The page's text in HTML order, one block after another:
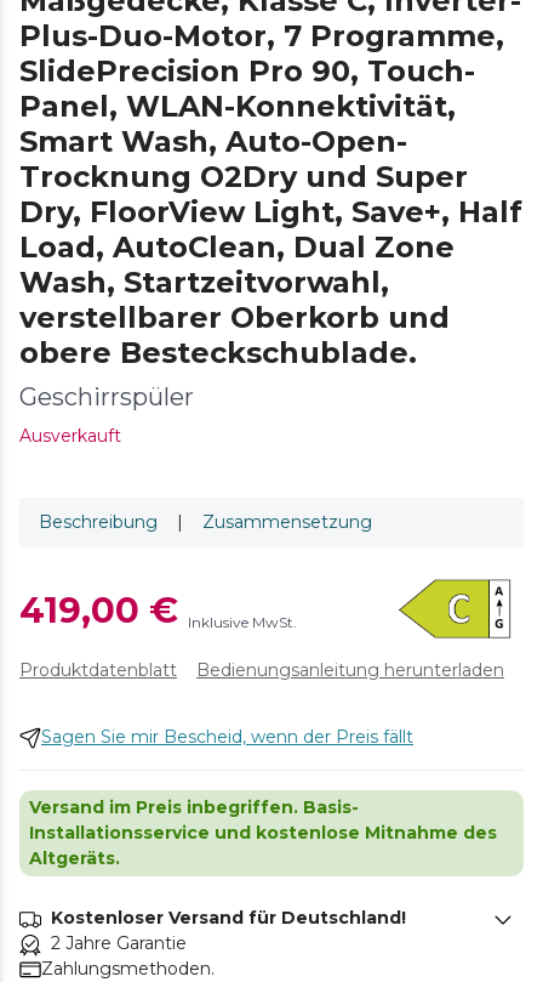
Plus-Duo-Motor, 7 Programme,
SlidePrecision Pro 90, Touch-
Panel, WLAN-Konnektivität,
Smart Wash, Auto-Open-
Trocknung O2Dry und Super
Dry, FloorView Light, Save+, Half
Load, AutoClean, Dual Zone
Wash, Startzeitvorwahl,
verstellbarer Oberkorb und
obere Besteckschublade.
Geschirrspüler
Ausverkauft
Beschreibung | Zusammensetzung
419,00 € Inklusive MwSt.
Produktdatenblatt Bedienungsanleitung herunterladen
Sagen Sie mir Bescheid, wenn der Preis fällt
Versand im Preis inbegriffen. Basis-
Installationsservice und kostenlose Mitnahme des
Altgeräts.
Kostenloser Versand für Deutschland!
2 Jahre Garantie
Zahlungsmethoden.